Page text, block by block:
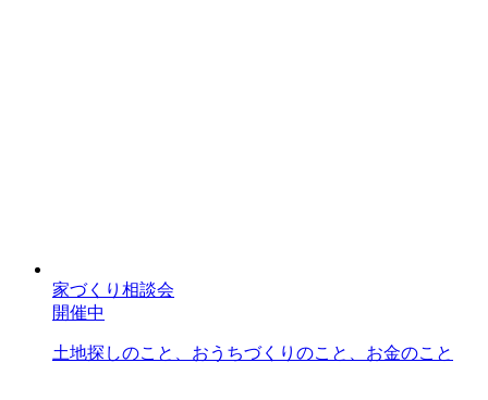
家づくり相談会
開催中
土地探しのこと、おうちづくりのこと、お金のこと